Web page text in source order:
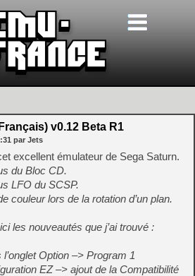
v0.12 Beta R1
par Jets
excellent émulateur de Sega Saturn.
du Bloc CD.
LFO du SCSP.
couleur lors de la rotation d’un plan.
les nouveautés que j’ai trouvé :
Option –> Program 1
EZ –> ajout de la Compatibilité